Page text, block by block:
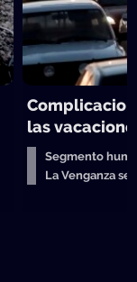
las
Segmento
La Venganza